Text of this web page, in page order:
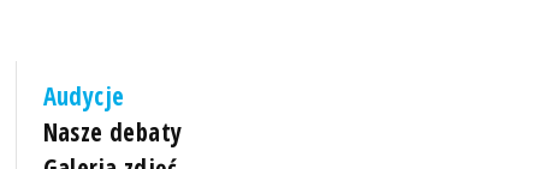
Audycje
Nasze debaty